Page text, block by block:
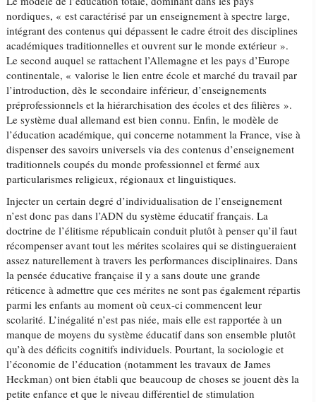
nordiques, « est caractérisé par un enseignement à spectre large,
intégrant des contenus qui dépassent le cadre étroit des disciplines
académiques traditionnelles et ouvrent sur le monde extérieur ».
Le second auquel se rattachent l’Allemagne et les pays d’Europe
continentale, « valorise le lien entre école et marché du travail par
l’introduction, dès le secondaire inférieur, d’enseignements
préprofessionnels et la hiérarchisation des écoles et des filières ».
Le système dual allemand est bien connu. Enfin, le modèle de
l’éducation académique, qui concerne notamment la France, vise à
dispenser des savoirs universels via des contenus d’enseignement
traditionnels coupés du monde professionnel et fermé aux
particularismes religieux, régionaux et linguistiques.
Injecter un certain degré d’individualisation de l’enseignement
n’est donc pas dans l’ADN du système éducatif français. La
doctrine de l’élitisme républicain conduit plutôt à penser qu’il faut
récompenser avant tout les mérites scolaires qui se distingueraient
assez naturellement à travers les performances disciplinaires. Dans
la pensée éducative française il y a sans doute une grande
réticence à admettre que ces mérites ne sont pas également répartis
parmi les enfants au moment où ceux-ci commencent leur
scolarité. L’inégalité n’est pas niée, mais elle est rapportée à un
manque de moyens du système éducatif dans son ensemble plutôt
qu’à des déficits cognitifs individuels. Pourtant, la sociologie et
l’économie de l’éducation (notamment les travaux de James
Heckman) ont bien établi que beaucoup de choses se jouent dès la
petite enfance et que le niveau différentiel de stimulation